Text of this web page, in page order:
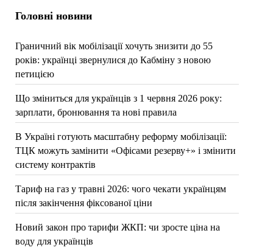
Головні новини
Граничний вік мобілізації хочуть знизити до 55
років: українці звернулися до Кабміну з новою
петицією
Що зміниться для українців з 1 червня 2026 року:
зарплати, бронювання та нові правила
В Україні готують масштабну реформу мобілізації:
ТЦК можуть замінити «Офісами резерву+» і змінити
систему контрактів
Тариф на газ у травні 2026: чого чекати українцям
після закінчення фіксованої ціни
Новий закон про тарифи ЖКП: чи зросте ціна на
воду для українців